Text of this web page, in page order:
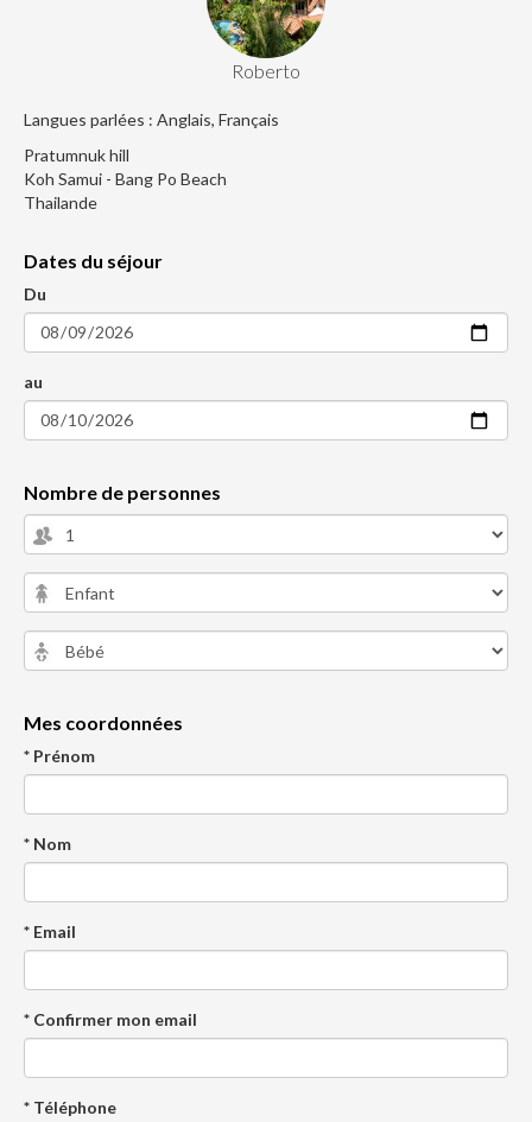
Roberto
Langues parlées : Anglais, Français
Pratumnuk hill
Koh Samui - Bang Po Beach
Thailande
Dates du séjour
Du
au
Nombre de personnes
Mes coordonnées
* Prénom
* Nom
* Email
* Confirmer mon email
* Téléphone